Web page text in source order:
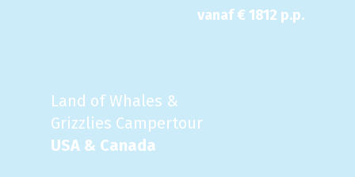
vanaf € 1812 p.p.
Land of Whales &
Grizzlies Campertour
USA & Canada